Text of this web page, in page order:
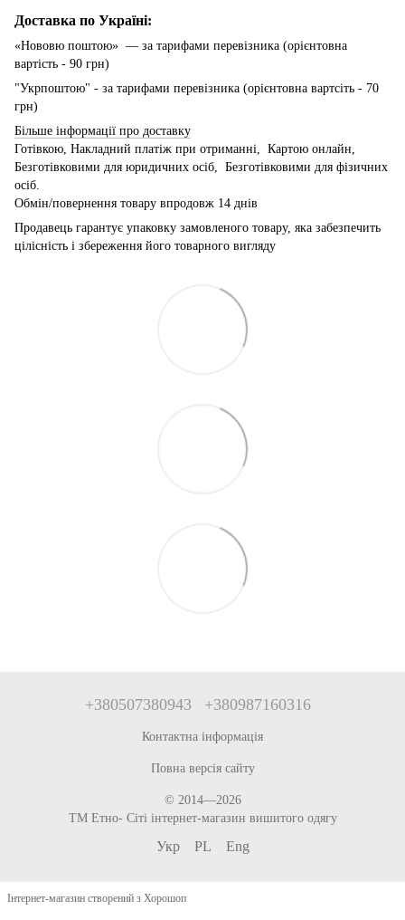
Доставка по Україні:
«Нововю поштою» — за тарифами перевізника (орієнтовна
вартість - 90 грн)
"Укрпоштою" - за тарифами перевізника (орієнтовна вартсіть - 70
грн)
Більше інформації про доставку
Готівкою, Накладний платіж при отриманні, Картою онлайн,
Безготівковими для юридичних осіб, Безготівковими для фізичних
осіб.
Обмін/повернення товару впродовж 14 днів
Продавець гарантує упаковку замовленого товару, яка забезпечить
цілісність і збереження його товарного вигляду
+380507380943 +380987160316
Контактна інформація
Повна версія сайту
© 2014—2026
ТМ Етно- Сіті інтернет-магазин вишитого одягу
Укр PL Eng
Інтернет-магазин створений з Хорошоп